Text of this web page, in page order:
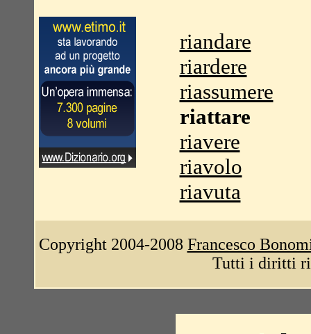
riandare
riardere
riassumere
riattare
riavere
riavolo
riavuta
Copyright 2004-2008 Francesco
Tutti i diritti